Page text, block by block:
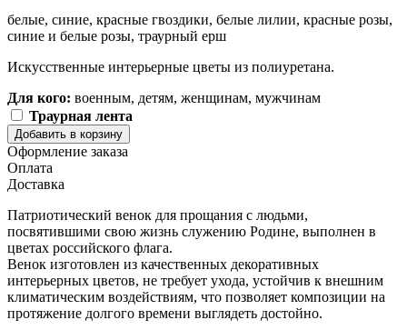
белые, синие, красные гвоздики, белые лилии, красные розы,
синие и белые розы, траурный ерш
Искусственные интерьерные цветы из полиуретана.
Для кого: военным, детям, женщинам, мужчинам
Траурная лента
Количество
товара
Ритуальный
венок
«Триколор»
Добавить в корзину
Оформление заказа
Оплата
Доставка
Патриотический венок для прощания с людьми,
посвятившими свою жизнь служению Родине, выполнен в
цветах российского флага.
Венок изготовлен из качественных декоративных
интерьерных цветов, не требует ухода, устойчив к внешним
климатическим воздействиям, что позволяет композиции на
протяжение долгого времени выглядеть достойно.